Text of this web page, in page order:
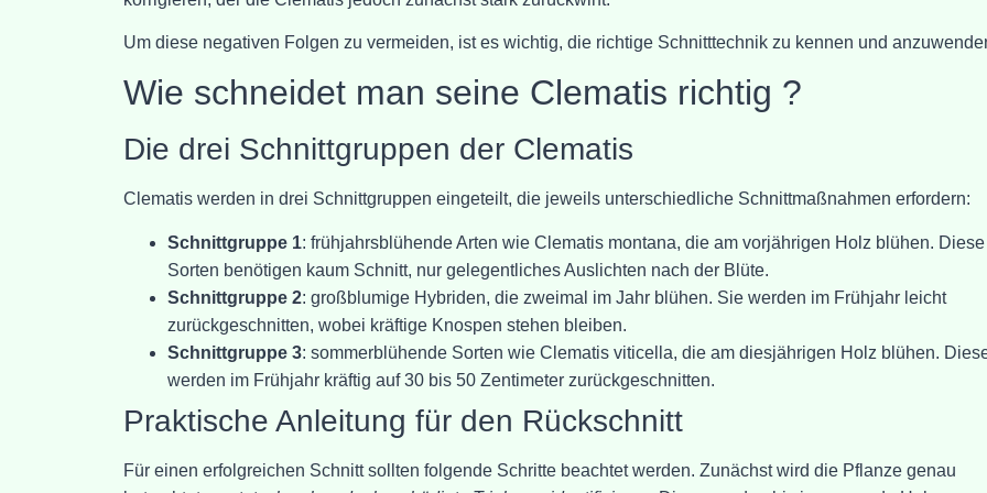
Um diese negativen Folgen zu vermeiden, ist es wichtig, die richtige Schnitttechnik zu kennen und
Wie schneidet man seine Clematis richtig ?
Die drei Schnittgruppen der Clematis
Clematis werden in drei Schnittgruppen eingeteilt, die jeweils unterschiedliche Schnittmaßnahmen erfordern:
Schnittgruppe 1: frühjahrsblühende Arten wie Clematis montana, die am vorjährigen Holz blühen. Diese
Sorten benötigen kaum Schnitt, nur gelegentliches Auslichten nach der Blüte.
Schnittgruppe 2: großblumige Hybriden, die zweimal im Jahr blühen. Sie werden im Frühjahr leicht
zurückgeschnitten, wobei kräftige Knospen stehen bleiben.
Schnittgruppe 3: sommerblühende Sorten wie Clematis viticella, die am diesjährigen Holz blühen.
werden im Frühjahr kräftig auf 30 bis 50 Zentimeter zurückgeschnitten.
Praktische Anleitung für den Rückschnitt
Für einen erfolgreichen Schnitt sollten folgende Schritte beachtet werden. Zunächst wird die Pflanze genau